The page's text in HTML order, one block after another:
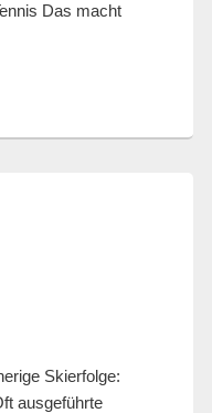
Das macht
Skierfolge:
ausgeführte